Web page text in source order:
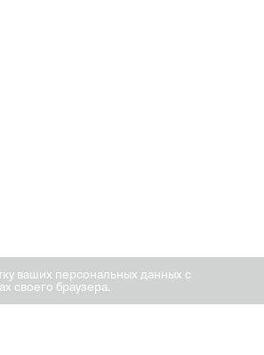
ваших персональных данных с
своего браузера.